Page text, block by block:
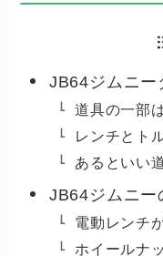
JB64ジムニー
道具の一部
レンチとト
あるといい
JB64ジムニー
電動レンチ
ホイールナ